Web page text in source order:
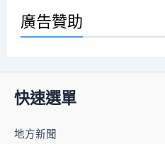
廣告贊助
快速選單
地方新聞